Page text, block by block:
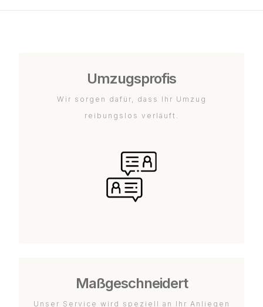
Umzugsprofis
Wir sorgen dafür, dass Ihr Umzug
reibungslos verläuft.
Maßgeschneidert
Unser Service wird speziell an Ihr Anliegen